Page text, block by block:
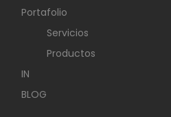
Portafolio
Servicios
Productos
IN
BLOG